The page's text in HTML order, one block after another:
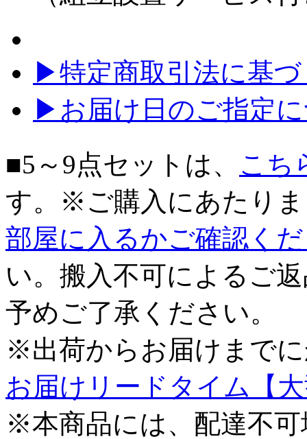
▶特定商取引法に基
▶お届け日のご指定
■5～9点セットは、 こち
す。※ご購入にあたり
部屋に入るかご確認く
い。搬入不可によるご
予めご了承ください。
※出荷からお届けまで
お届けリードタイム【
※本商品には、配達不